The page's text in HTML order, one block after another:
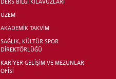
DERS BİLGİ KILAVUZLARI
UZEM
AKADEMİK TAKVİM
SAĞLIK, KÜLTÜR SPOR
DİREKTÖRLÜĞÜ
KARİYER GELİŞİM VE MEZUNLAR
OFİSİ